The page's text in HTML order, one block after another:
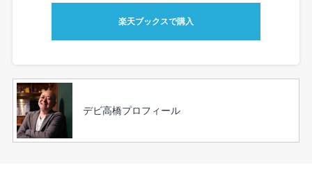
楽天ブックスで購入
デビ高橋プロフィール